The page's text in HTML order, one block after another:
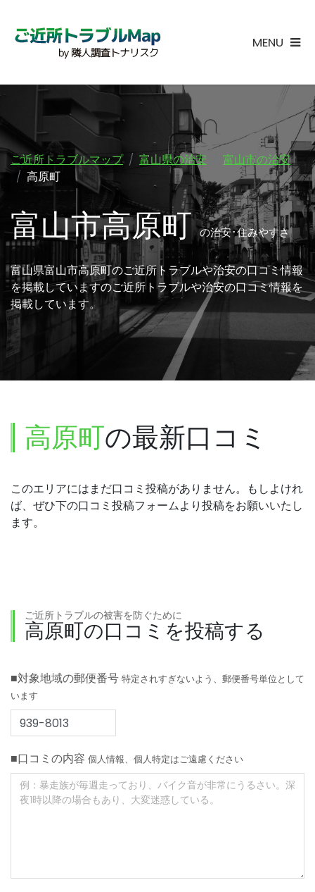
MENU
ご近所トラブルマップ 富山県の治安
富山市の治安
高原町
富山市高原町の治安･住みやすさ
富山県富山市高原町のご近所トラブルや治安の口コミ情報
を掲載していますのご近所トラブルや治安の口コミ情報を
掲載しています。
高原町の最新口コミ
このエリアにはまだ口コミ投稿がありません。もしよけれ
ば、ぜひ下の口コミ投稿フォームより投稿をお願いいたし
ます。
ご近所トラブルの被害を防ぐために
高原町の口コミを投稿する
■対象地域の郵便番号 特定されすぎないよう、郵便番号単位として
います
■口コミの内容 個人情報、個人特定はご遠慮ください